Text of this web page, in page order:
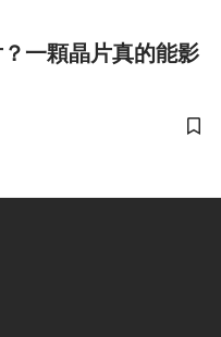
一顆晶片真的能影
儲